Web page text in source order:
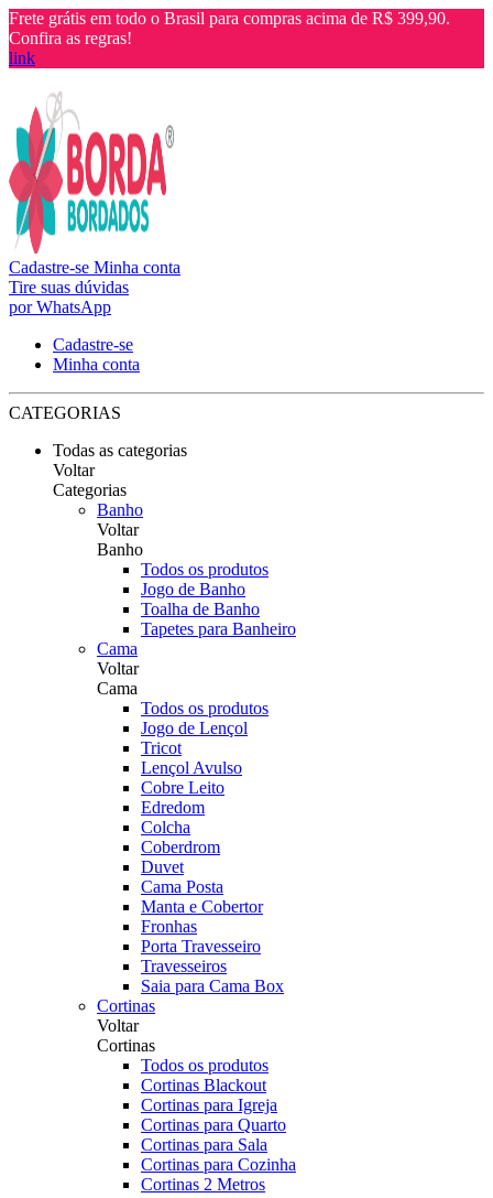
Frete grátis em todo o Brasil para compras acima de R$ 399,90.
Confira as regras!
link
Cadastre-se Minha conta
Tire suas dúvidas
por WhatsApp
Cadastre-se
Minha conta
CATEGORIAS
Todas as categorias
Voltar
Categorias
Banho
Voltar
Banho
Todos os produtos
Jogo de Banho
Toalha de Banho
Tapetes para Banheiro
Cama
Voltar
Cama
Todos os produtos
Jogo de Lençol
Tricot
Lençol Avulso
Cobre Leito
Edredom
Colcha
Coberdrom
Duvet
Cama Posta
Manta e Cobertor
Fronhas
Porta Travesseiro
Travesseiros
Saia para Cama Box
Cortinas
Voltar
Cortinas
Todos os produtos
Cortinas Blackout
Cortinas para Igreja
Cortinas para Quarto
Cortinas para Sala
Cortinas para Cozinha
Cortinas 2 Metros